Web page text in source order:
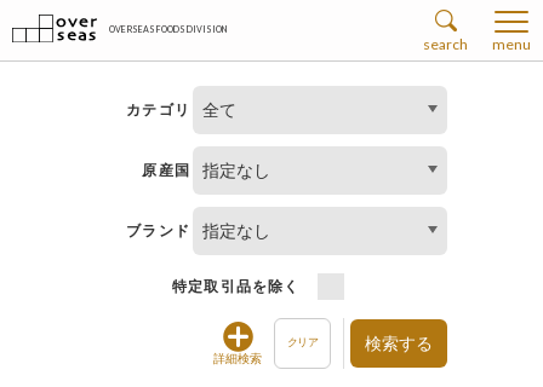
OVERSEAS FOODS DIVISION
search menu
カテゴリ 全て
原産国 指定なし
ブランド 指定なし
特定取引品を除く
詳細検索
クリア 検索する